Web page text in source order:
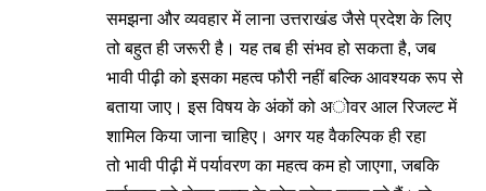
समझना और व्यवहार में लाना उत्तराखंड जैसे प्रदेश के लिए
तो बहुत ही जरूरी है। यह तब ही संभव हो सकता है, जब
भावी पीढ़ी को इसका महत्व फौरी नहीं बल्कि आवश्यक रूप से
बताया जाए। इस विषय के अंकों को अोवर आल रिजल्ट में
शामिल किया जाना चाहिए। अगर यह वैकल्पिक ही रहा
तो भावी पीढ़ी में पर्यावरण का महत्व कम हो जाएगा, जबकि